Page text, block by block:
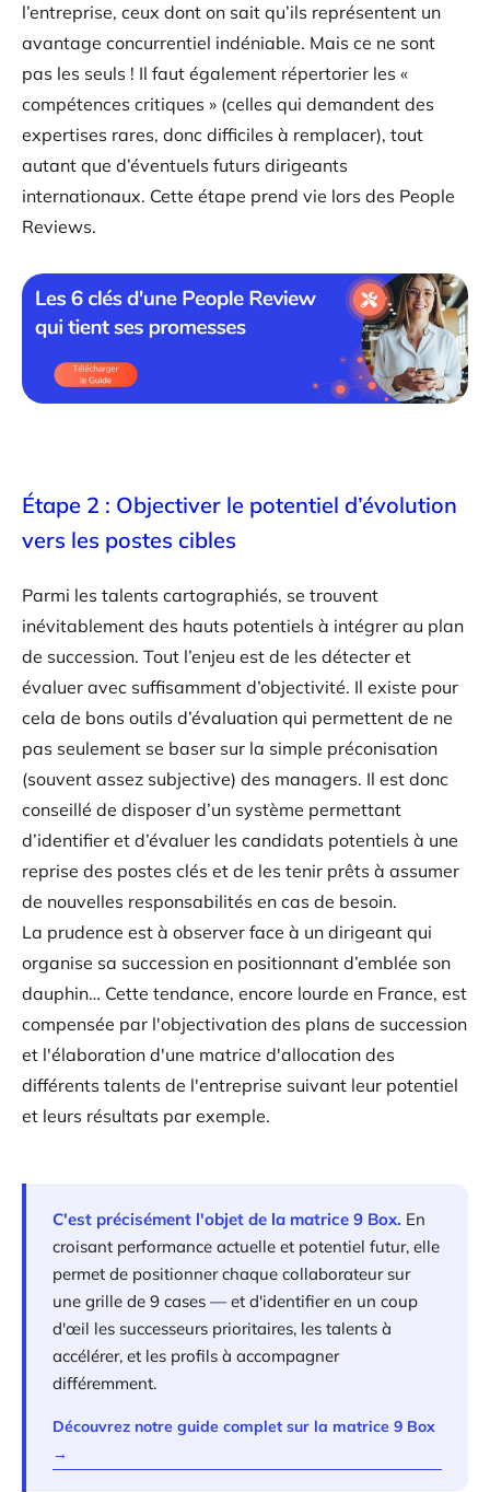
l’entreprise, ceux dont on sait qu’ils représentent un
avantage concurrentiel indéniable. Mais ce ne sont
pas les seuls ! Il faut également répertorier les «
compétences critiques » (celles qui demandent des
expertises rares, donc difficiles à remplacer), tout
autant que d’éventuels futurs dirigeants
internationaux. Cette étape prend vie lors des People
Reviews.
Étape 2 : Objectiver le potentiel d’évolution
vers les postes cibles
Parmi les talents cartographiés, se trouvent
inévitablement des hauts potentiels à intégrer au plan
de succession. Tout l’enjeu est de les détecter et
évaluer avec suffisamment d’objectivité. Il existe pour
cela de bons outils d’évaluation qui permettent de ne
pas seulement se baser sur la simple préconisation
(souvent assez subjective) des managers. Il est donc
conseillé de disposer d’un système permettant
d’identifier et d’évaluer les candidats potentiels à une
reprise des postes clés et de les tenir prêts à assumer
de nouvelles responsabilités en cas de besoin.
La prudence est à observer face à un dirigeant qui
organise sa succession en positionnant d’emblée son
dauphin… Cette tendance, encore lourde en France, est
compensée par l'objectivation des plans de succession
et l'élaboration d'une matrice d'allocation des
différents talents de l'entreprise suivant leur potentiel
et leurs résultats par exemple.
C'est précisément l'objet de la matrice 9 Box. En
croisant performance actuelle et potentiel futur, elle
permet de positionner chaque collaborateur sur
une grille de 9 cases — et d'identifier en un coup
d'œil les successeurs prioritaires, les talents à
accélérer, et les profils à accompagner
différemment.
Découvrez notre guide complet sur la matrice 9 Box
→